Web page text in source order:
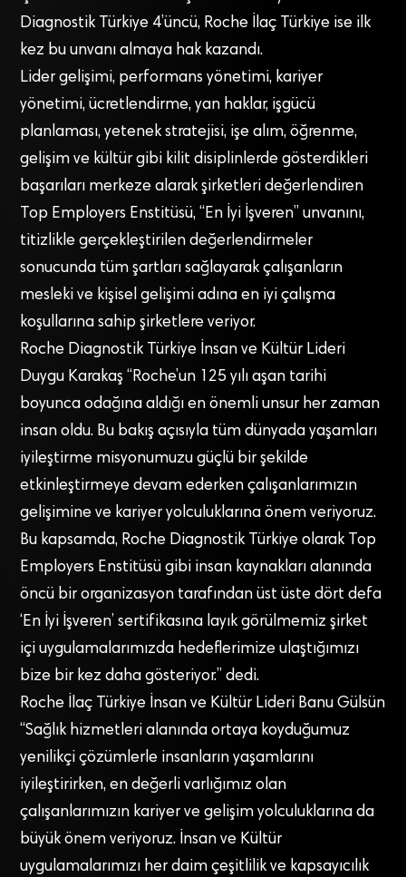
Diagnostik Türkiye 4’üncü, Roche İlaç Türkiye ise ilk
kez bu unvanı almaya hak kazandı.
Lider gelişimi, performans yönetimi, kariyer
yönetimi, ücretlendirme, yan haklar, işgücü
planlaması, yetenek stratejisi, işe alım, öğrenme,
gelişim ve kültür gibi kilit disiplinlerde gösterdikleri
başarıları merkeze alarak şirketleri değerlendiren
Top Employers Enstitüsü, “En İyi İşveren” unvanını,
titizlikle gerçekleştirilen değerlendirmeler
sonucunda tüm şartları sağlayarak çalışanların
mesleki ve kişisel gelişimi adına en iyi çalışma
koşullarına sahip şirketlere veriyor.
Roche Diagnostik Türkiye İnsan ve Kültür Lideri
Duygu Karakaş “Roche’un 125 yılı aşan tarihi
boyunca odağına aldığı en önemli unsur her zaman
insan oldu. Bu bakış açısıyla tüm dünyada yaşamları
iyileştirme misyonumuzu güçlü bir şekilde
etkinleştirmeye devam ederken çalışanlarımızın
gelişimine ve kariyer yolculuklarına önem veriyoruz.
Bu kapsamda, Roche Diagnostik Türkiye olarak Top
Employers Enstitüsü gibi insan kaynakları alanında
öncü bir organizasyon tarafından üst üste dört defa
‘En İyi İşveren’ sertifikasına layık görülmemiz şirket
içi uygulamalarımızda hedeflerimize ulaştığımızı
bize bir kez daha gösteriyor.” dedi.
Roche İlaç Türkiye İnsan ve Kültür Lideri Banu Gülsün
“Sağlık hizmetleri alanında ortaya koyduğumuz
yenilikçi çözümlerle insanların yaşamlarını
iyileştirirken, en değerli varlığımız olan
çalışanlarımızın kariyer ve gelişim yolculuklarına da
büyük önem veriyoruz. İnsan ve Kültür
uygulamalarımızı her daim çeşitlilik ve kapsayıcılık